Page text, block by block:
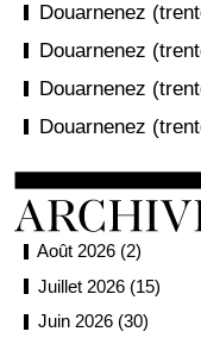
Douarnenez
Douarnenez
Douarnenez
Douarnenez
Août 2026 (2)
Juillet 2026 (15)
Juin 2026 (30)